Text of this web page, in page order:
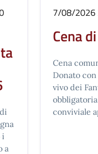
i
a
7/08/2026
Cena
Cena
Donato
vivo dei
conviviale